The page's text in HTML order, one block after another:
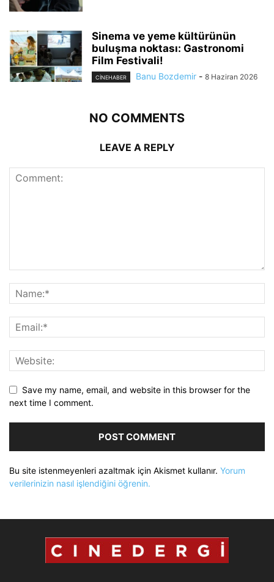
Sinema ve yeme kültürünün
buluşma noktası: Gastronomi
Film Festivali!
CINEHABER Banu Bozdemir - 8 Haziran 2026
NO COMMENTS
LEAVE A REPLY
Save my name, email, and website in this browser for the
next time I comment.
Bu site istenmeyenleri azaltmak için Akismet kullanır. Yorum
verilerinizin nasıl işlendiğini öğrenin.